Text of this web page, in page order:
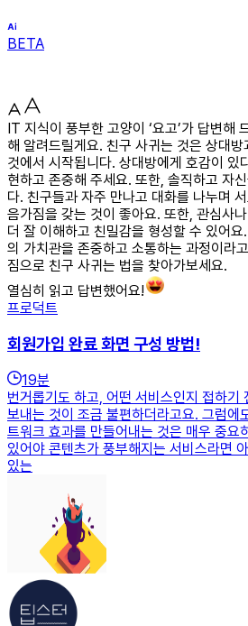
BETA
IT 지식이 풍부한 고양이 ‘요고’가 답변해
해 알려드릴게요. 친구 사귀는 것은 상대
것에서 시작됩니다. 상대방에게 호감이 있
현하고 존중해 주세요. 또한, 솔직하고 자
다. 친구들과 자주 만나고 대화를 나누며
음가짐을 갖는 것이 좋아요. 또한, 관심사
더 잘 이해하고 친밀감을 형성할 수 있어
의 가치관을 존중하고 소통하는 과정이라
짐으로 친구 사귀는 법을 찾아가보세요.
열심히 읽고 답변했어요!
프로덕트
회원가입 완료 화면 구성 방법!
19분
번거롭기도 하고, 어떤 서비스인지 접하기
보내는 것이 조금 불편하더라고요. 그럼에
트워크 효과를 만들어내는 것은 매우 중요
있어야 콘텐츠가 풍부해지는 서비스라면
있는